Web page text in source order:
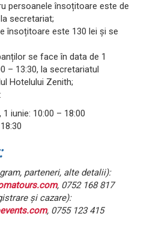
persoanele însoțitoare este de
secretariat;
însoțitoare este 130 lei și se
se face în data de 1
– 13:30, la secretariatul
Hotelului Zenith;
– 18:00
parteneri, alte detalii):
, 0752 168 817
și cazare):
, 0755 123 415